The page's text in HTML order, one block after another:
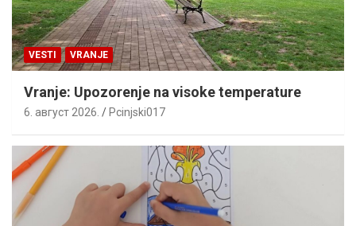
VESTI VRANJE
Vranje: Upozorenje na visoke temperature
6. август 2026. Pcinjski017